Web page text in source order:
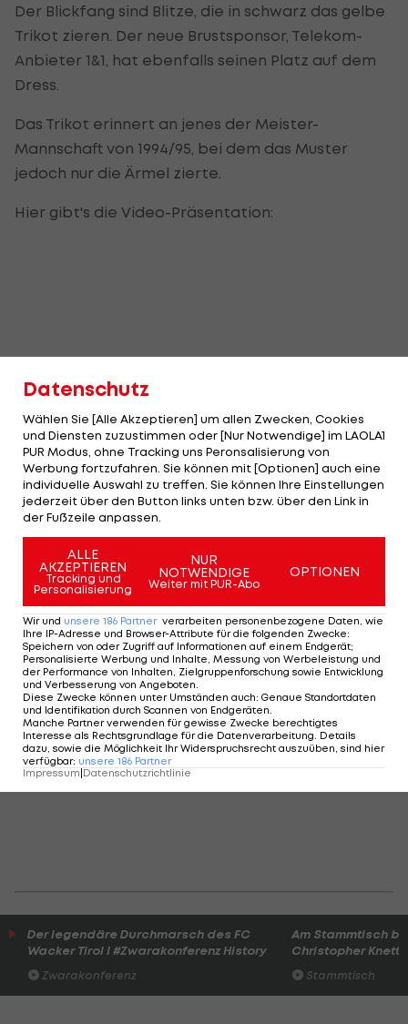
Der Blickfang sind Blitze, die in schwarz das gelbe
Trikot zieren. Der neue Brustsponsor, Telekom-
Anbieter 1&1, hat ebenfalls seinen Platz auf dem
Dress.
Das Trikot erinnert an jenes der Meister-
Mannschaft von 1994/95, bei dem das Muster
jedoch nur die Ärmel zierte.
Hier gibt's die Video-Präsentation:
Der legendäre Durchmarsch des FC
Wacker Tirol I #Zwarakonferenz History
Zwarakonferenz
Am Stammtisch
Christopher Knett
Stammtisch
Datenschutz
Wählen Sie [Alle Akzeptieren] um allen Zwecken, Cookies
und Diensten zuzustimmen oder [Nur Notwendige] im LAOLA1
PUR Modus, ohne Tracking uns Peronsalisierung von
Werbung fortzufahren. Sie können mit [Optionen] auch eine
individuelle Auswahl zu treffen. Sie können Ihre Einstellungen
jederzeit über den Button links unten bzw. über den Link in
der Fußzeile anpassen.
ALLE
AKZEPTIEREN
Tracking und
Personalisierung
NUR
NOTWENDIGE
Weiter mit PUR-Abo
OPTIONEN
Wir und unsere 186 Partner verarbeiten personenbezogene Daten, wie
Ihre IP-Adresse und Browser-Attribute für die folgenden Zwecke:
Speichern von oder Zugriff auf Informationen auf einem Endgerät;
Personalisierte Werbung und Inhalte, Messung von Werbeleistung und
der Performance von Inhalten, Zielgruppenforschung sowie Entwicklung
und Verbesserung von Angeboten
Diese Zwecke können unter Umständen auch: Genaue Standortdaten
und Identifikation durch Scannen von Endgeräten
Manche Partner verwenden für gewisse Zwecke berechtigtes
Interesse als Rechtsgrundlage für die Datenverarbeitung. Details
dazu, sowie die Möglichkeit Ihr Widerspruchsrecht auszuüben, sind hier
verfügbar: unsere 186 Partner
Impressum|Datenschutzrichtlinie